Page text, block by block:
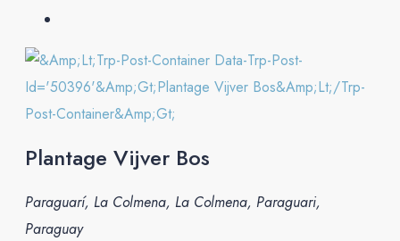
Plantage Vijver Bos
Paraguarí, La Colmena, La Colmena, Paraguari,
Paraguay